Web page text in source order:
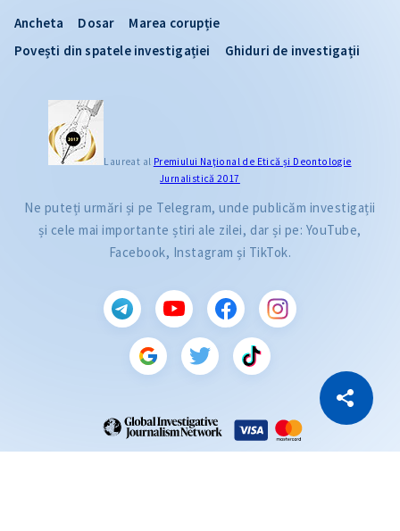
Copiază Link
Ancheta Dosar
Marea corupție
Povești din spatele investigației
Ghiduri de investigații
Laureat al Premiului Naţional de Etică și Deontologie
Jurnalistică 2017
Ne puteți urmări și pe Telegram, unde publicăm investigații
și cele mai importante știri ale zilei, dar și pe: YouTube,
Facebook, Instagram și TikTok.